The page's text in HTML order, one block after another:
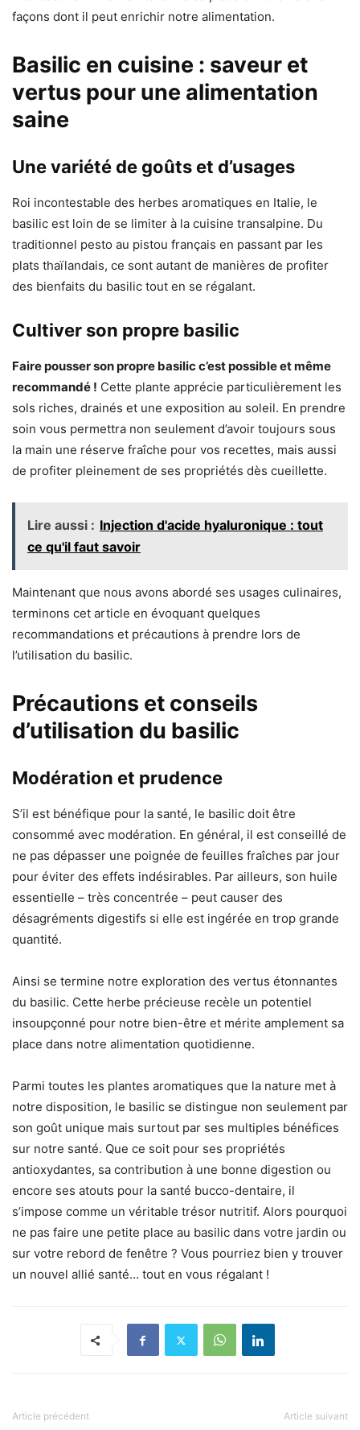
façons dont il peut enrichir notre alimentation.
Basilic en cuisine : saveur et
vertus pour une alimentation
saine
Une variété de goûts et d’usages
Roi incontestable des herbes aromatiques en Italie, le
basilic est loin de se limiter à la cuisine transalpine. Du
traditionnel pesto au pistou français en passant par les
plats thaïlandais, ce sont autant de manières de profiter
des bienfaits du basilic tout en se régalant.
Cultiver son propre basilic
Faire pousser son propre basilic c’est possible et même
recommandé ! Cette plante apprécie particulièrement les
sols riches, drainés et une exposition au soleil. En prendre
soin vous permettra non seulement d’avoir toujours sous
la main une réserve fraîche pour vos recettes, mais aussi
de profiter pleinement de ses propriétés dès cueillette.
Lire aussi : Injection d'acide hyaluronique : tout
ce qu'il faut savoir
Maintenant que nous avons abordé ses usages culinaires,
terminons cet article en évoquant quelques
recommandations et précautions à prendre lors de
l’utilisation du basilic.
Précautions et conseils
d’utilisation du basilic
Modération et prudence
S’il est bénéfique pour la santé, le basilic doit être
consommé avec modération. En général, il est conseillé de
ne pas dépasser une poignée de feuilles fraîches par jour
pour éviter des effets indésirables. Par ailleurs, son huile
essentielle – très concentrée – peut causer des
désagréments digestifs si elle est ingérée en trop grande
quantité.
Ainsi se termine notre exploration des vertus étonnantes
du basilic. Cette herbe précieuse recèle un potentiel
insoupçonné pour notre bien-être et mérite amplement sa
place dans notre alimentation quotidienne.
Parmi toutes les plantes aromatiques que la nature met à
notre disposition, le basilic se distingue non seulement par
son goût unique mais surtout par ses multiples bénéfices
sur notre santé. Que ce soit pour ses propriétés
antioxydantes, sa contribution à une bonne digestion ou
encore ses atouts pour la santé bucco-dentaire, il
s’impose comme un véritable trésor nutritif. Alors pourquoi
ne pas faire une petite place au basilic dans votre jardin ou
sur votre rebord de fenêtre ? Vous pourriez bien y trouver
un nouvel allié santé… tout en vous régalant !
Article précédent Article suivant